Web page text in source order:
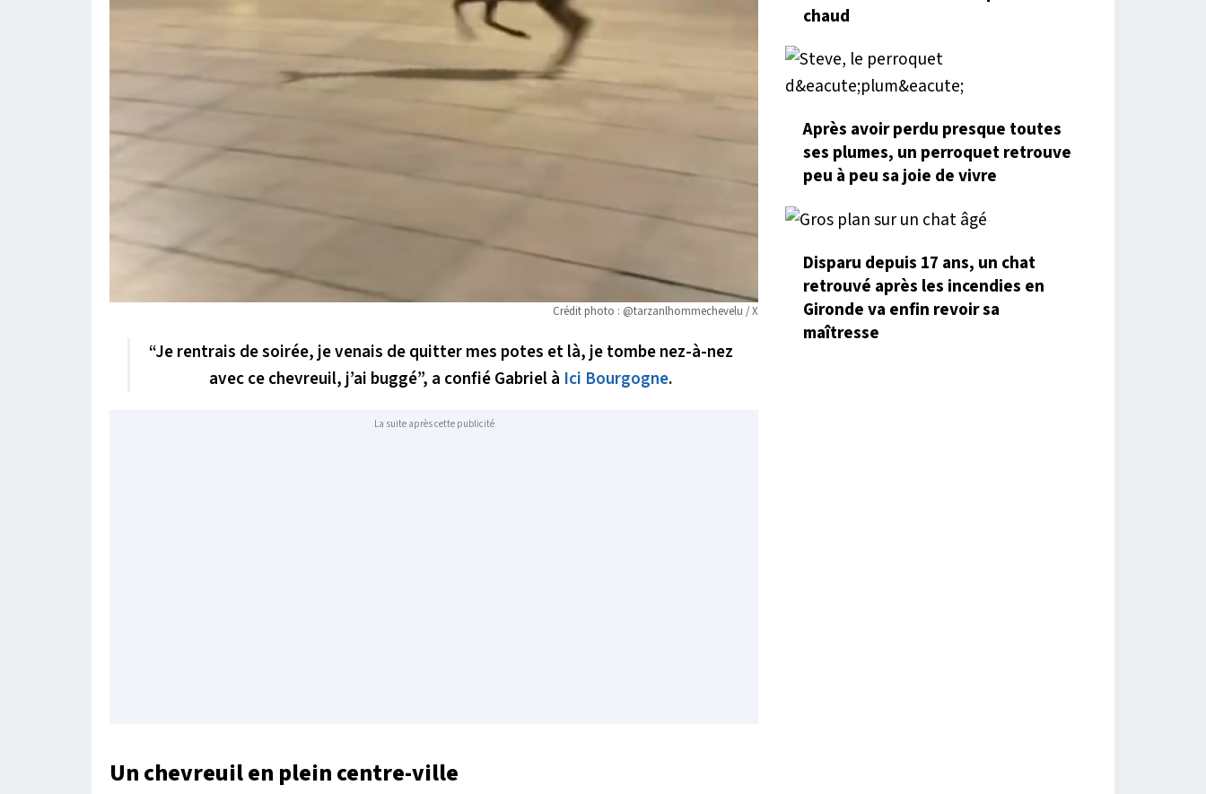
Crédit photo : @tarzanlhommechevelu / X
“Je rentrais de soirée, je venais de quitter mes potes et là, je tombe nez-à-nez
avec ce chevreuil, j’ai buggé”, a confié Gabriel à Ici Bourgogne.
La suite après cette publicité
Un chevreuil en plein centre-ville
chaud
Après avoir perdu presque toutes
ses plumes, un perroquet retrouve
peu à peu sa joie de vivre
Disparu depuis 17 ans, un chat
retrouvé après les incendies en
Gironde va enfin revoir sa
maîtresse